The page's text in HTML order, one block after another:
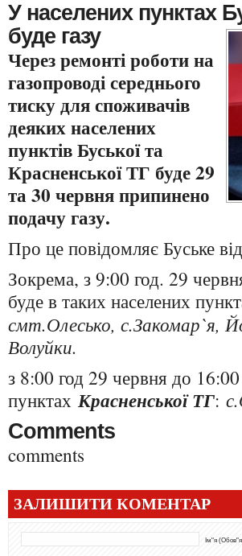
У населених пунктах
буде газу
Через ремонті роботи на
газопроводі середнього
тиску для споживачів
деяких населених
пунктів Буської та
Красненської ТГ буде 29
та 30 червня припинено
подачу газу.
Про це повідомляє Буське
Зокрема, з 9:00 год. 29
буде в таких населених
смт.Олесько, с.Закомар`я,
Волуйки.
з 8:00 год 29 червня до
пунктах Красненської ТГ:
Comments
comments
ЗАЛИШИТИ КОМЕНТАР
Ім"я